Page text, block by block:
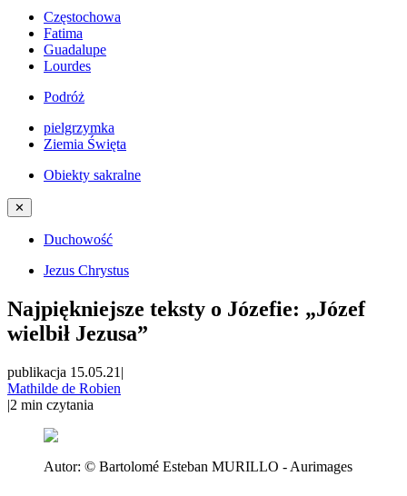
Częstochowa
Fatima
Guadalupe
Lourdes
Podróż
pielgrzymka
Ziemia Święta
Obiekty sakralne
✕
Duchowość
Jezus Chrystus
Najpiękniejsze teksty o Józefie: „Józef
wielbił Jezusa”
publikacja 15.05.21 |
Mathilde de Robien
|2 min czytania
Autor: © Bartolomé Esteban MURILLO - Aurimages